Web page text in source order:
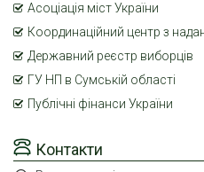
Контакти
Асоціація міст України
Координаційний центр з
Державний реєстр виборців
ГУ НП в Сумській області
Публічні фінанси України